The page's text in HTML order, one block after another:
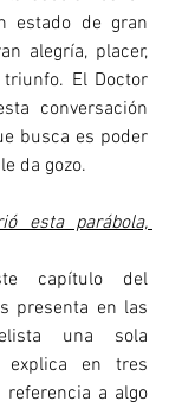
estado de gran
alegría, placer,
El Doctor
conversación
busca es poder
da gozo.
esta parábola,
presenta en las
una sola
en tres
a algo